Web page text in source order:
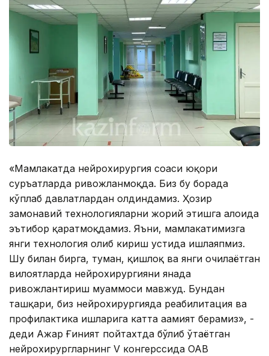
«Мамлакатда нейрохирургия соҳаси юқори
суръатларда ривожланмоқда. Биз бу борада
кўплаб давлатлардан олдиндамиз. Ҳозир
замонавий технологияларни жорий этишга алоҳида
эътибор қаратмоқдамиз. Яъни, мамлакатимизга
янги технология олиб кириш устида ишлаяпмиз.
Шу билан бирга, туман, қишлоқ ва янги очилаётган
вилоятларда нейрохирургияни янада
ривожлантириш муаммоси мавжуд. Бундан
ташқари, биз нейрохирургияда реабилитация ва
профилактика ишларига катта аҳамият берамиз», -
деди Ажар Ғиният пойтахтда бўлиб ўтаётган
нейрохирургларнинг V конгерссида ОАВ